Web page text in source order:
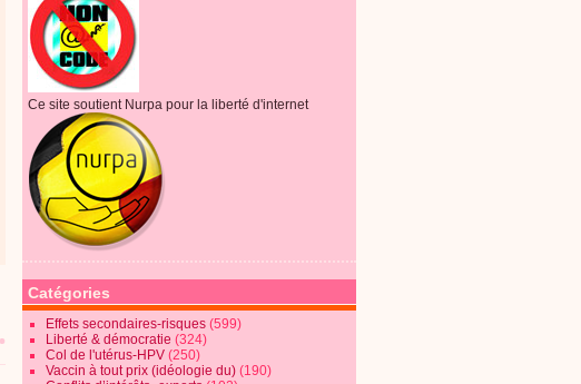
Ce site soutient Nurpa pour la liberté d'internet
Catégories
Effets secondaires-risques (599)
Liberté & démocratie (324)
Col de l'utérus-HPV (250)
Vaccin à tout prix (idéologie du) (190)